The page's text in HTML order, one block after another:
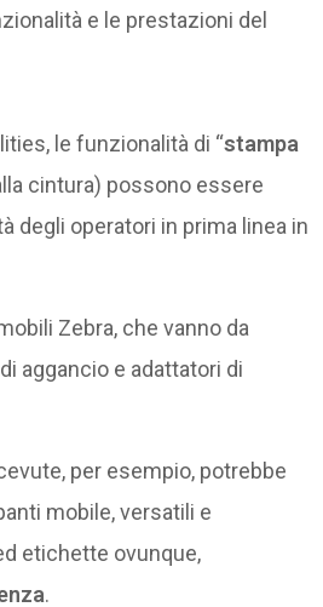
e le prestazioni del
le funzionalità di “stampa
cintura) possono essere
degli operatori in prima linea in
Zebra, che vanno da
aggancio e adattatori di
per esempio, potrebbe
mobile, versatili e
etichette ovunque,
.